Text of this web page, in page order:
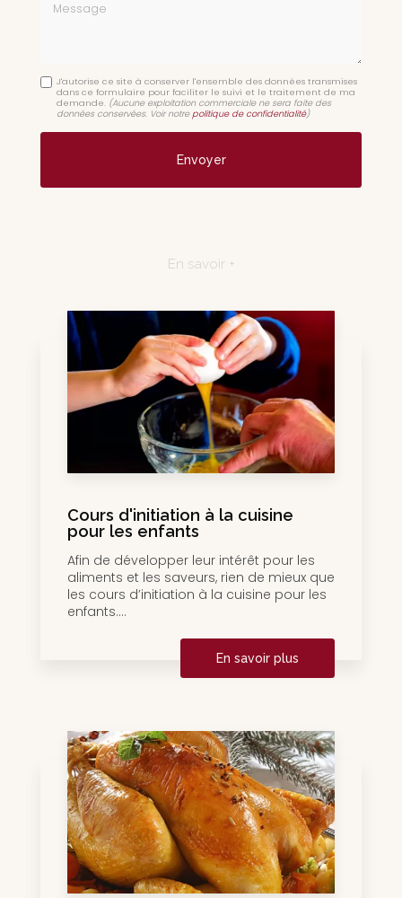
Message
J'autorise ce site à conserver l'ensemble des données transmises
dans ce formulaire pour faciliter le suivi et le traitement de ma
demande. (Aucune exploitation commerciale ne sera faite des
données conservées. Voir notre politique de confidentialité)
En savoir +
Cours d'initiation à la cuisine
pour les enfants
Afin de développer leur intérêt pour les
aliments et les saveurs, rien de mieux que
les cours d’initiation à la cuisine pour les
enfants....
En savoir plus